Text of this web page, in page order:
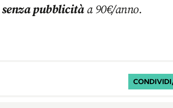
senza pubblicitàa 90€/anno.
CONDIVIDI